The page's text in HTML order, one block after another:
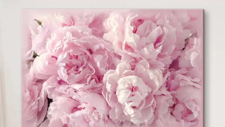
Яскраві, насичені кольори
Стійкість до вицвітання
Безпечне чорнило без запаху
Поверхня з текстурою полотна
Екологічний матеріал
Преміум
363 .00грн
Яскраві, насичені кольори